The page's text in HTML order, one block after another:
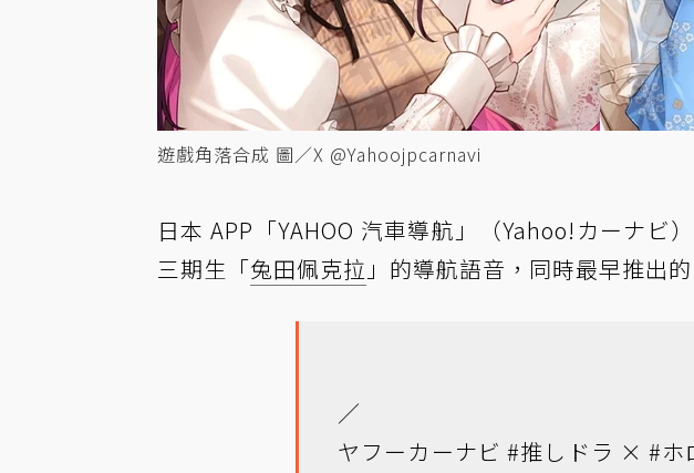
遊戲角落合成 圖／X @Yahoojpcarnavi
日本 APP「YAHOO 汽車導航」（Yahoo!カーナビ
三期生「兔田佩克拉 」的導航語音，同時最早推出的
／
ヤフーカーナビ#推しドラ ×#ホ